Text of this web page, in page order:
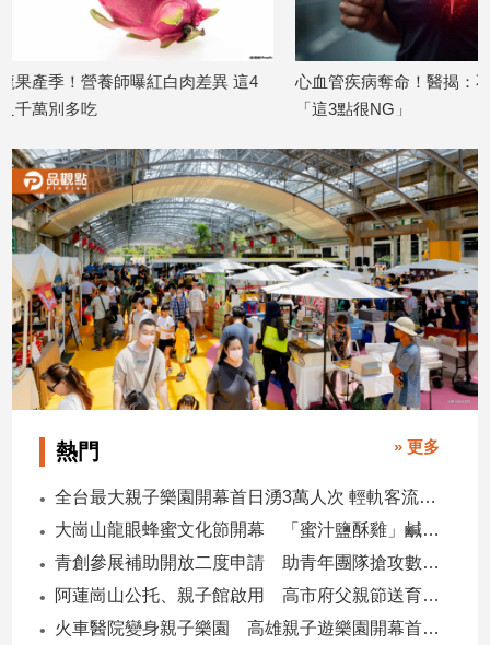
命
理
費
健
康/
親
子/
感
情
藝
術
／
文
影
技/
遊
這4
心血管疾病奪命！醫揭：不是吃太油是
「這3點很NG」
狂下雨先別
不出來「水
熱門 » 更多
全台最大親子樂園開幕首日湧3萬人次 輕軌客流增20倍
大崗山龍眼蜂蜜文化節開幕 「蜜汁鹽酥雞」鹹甜跨界搶話題
青創參展補助開放二度申請 助青年團隊搶攻數位轉型商機
阿蓮崗山公托、親子館啟用 高市府父親節送育兒暖禮
火車醫院變身親子樂園 高雄親子遊樂園開幕首日爆棚